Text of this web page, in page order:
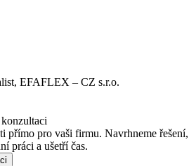
EFAFLEX – CZ s.r.o.
přímo pro vaši firmu. Navrhneme řešení,
práci a ušetří čas.